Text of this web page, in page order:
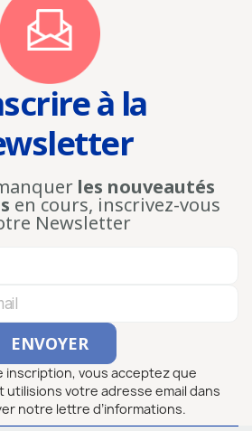
à la
les nouveautés
en cours, inscrivez-vous
Newsletter
inscription, vous acceptez que
utilisions votre adresse email dans
notre lettre d’informations.